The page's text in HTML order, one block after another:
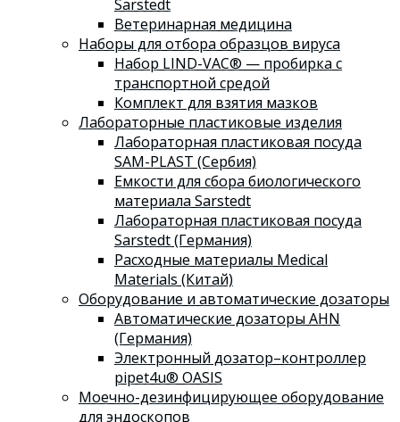
Sarstedt
Ветеринарная медицина
Наборы для отбора образцов вируса
Набор LIND-VAC® — пробирка с
транспортной средой
Комплект для взятия мазков
Лабораторные пластиковые изделия
Лабораторная пластиковая посуда
SAM-PLAST (Сербия)
Емкости для сбора биологического
материала Sarstedt
Лабораторная пластиковая посуда
Sarstedt (Германия)
Расходные материалы Medical
Materials (Китай)
Оборудование и автоматические дозаторы
Автоматические дозаторы AHN
(Германия)
Электронный дозатор–контроллер
pipet4u® OASIS
Моечно-дезинфицирующее оборудование
для эндоскопов